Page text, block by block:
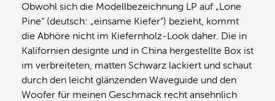
Obwohl sich die Modellbezeichnung LP auf „Lone
Pine“ (deutsch: „einsame Kiefer“) bezieht, kommt
die Abhöre nicht im Kiefernholz-Look daher. Die in
Kalifornien designte und in China hergestellte Box ist
im verbreiteten, matten Schwarz lackiert und schaut
durch den leicht glänzenden Waveguide und den
Woofer für meinen Geschmack recht ansehnlich